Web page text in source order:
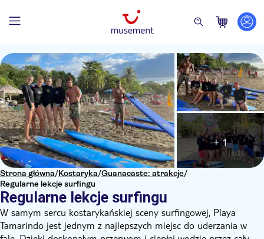
Strona główna/Kostaryka/Guanacaste: atrakcje/
Regularne lekcje surfingu
Regularne lekcje surfingu
+ 1
W samym sercu kostarykańskiej sceny surfingowej, Playa
Tamarindo jest jednym z najlepszych miejsc do uderzania w